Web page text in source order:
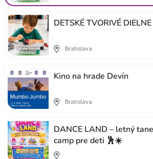
DETSKÉ TVORIVÉ
Bratislava
Kino na hrade Devín
Bratislava
DANCE LAND – letný
camp pre deti 🕺☀️